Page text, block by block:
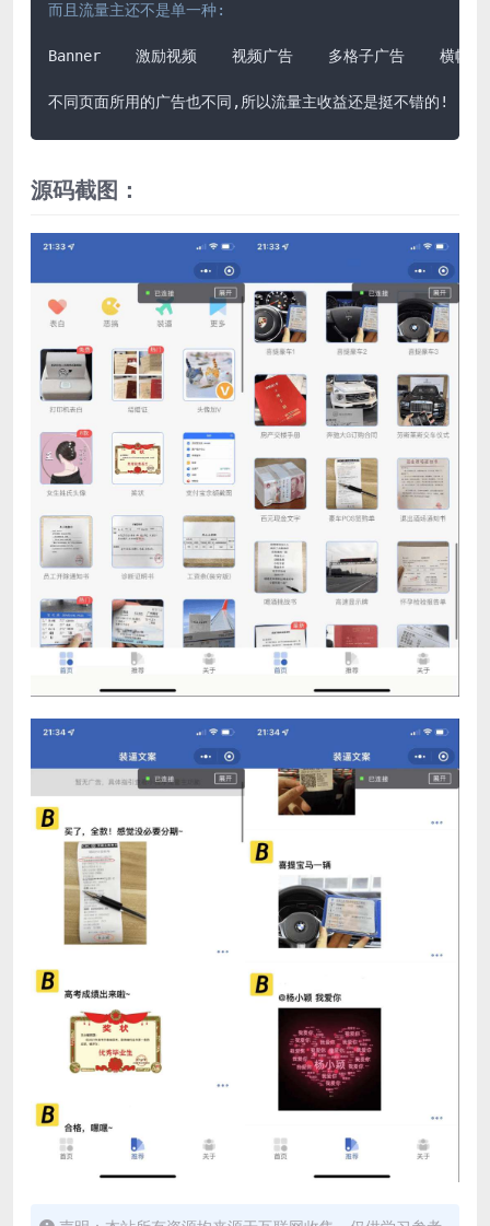
而且流量主还不是单一种:
Banner    激励视频    视频广告    多格子广告    横幅广
不同页面所用的广告也不同,所以流量主收益还是挺不错的!
源码截图：